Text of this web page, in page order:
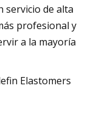
servicio de alta
profesional y
a la mayoría